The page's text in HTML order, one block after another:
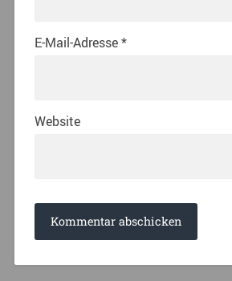
E-Mail-Adresse*
Website